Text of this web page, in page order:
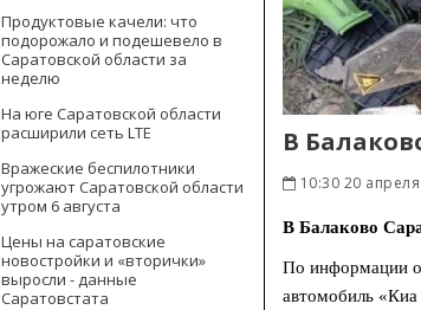
Продуктовые качели: что
подорожало и подешевело в
Саратовской области за
неделю
На юге Саратовской области
расширили сеть LTE
Вражеские беспилотники
угрожают Саратовской области
утром 6 августа
Цены на саратовские
новостройки и «вторички»
выросли - данные
Саратовстата
В
10:30 20
В Балаково
По информации
автомобиль